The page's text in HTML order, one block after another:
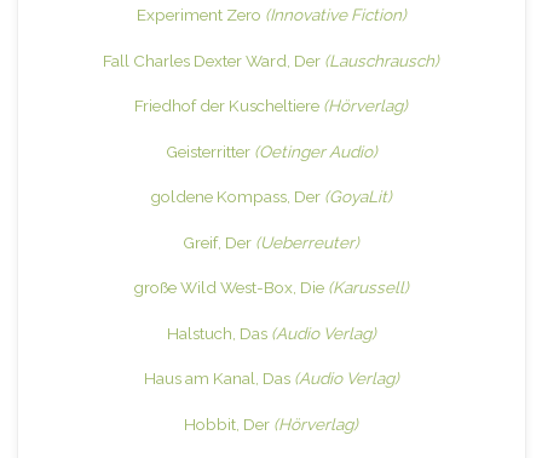
Experiment Zero (Innovative Fiction)
Fall Charles Dexter Ward, Der (Lauschrausch)
Friedhof der Kuscheltiere (Hörverlag)
Geisterritter (Oetinger Audio)
goldene Kompass, Der (GoyaLit)
Greif, Der (Ueberreuter)
große Wild West-Box, Die (Karussell)
Halstuch, Das (Audio Verlag)
Haus am Kanal, Das (Audio Verlag)
Hobbit, Der (Hörverlag)